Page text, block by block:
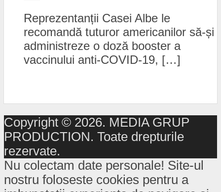
Reprezentanții Casei Albe le
recomandă tuturor americanilor să-și
administreze o doză booster a
vaccinului anti-COVID-19, […]
Copyright © 2026. MEDIA GRUP
PRODUCTION. Toate drepturile
rezervate.
Nu colectam date personale! Site-ul
nostru foloseste cookies pentru a